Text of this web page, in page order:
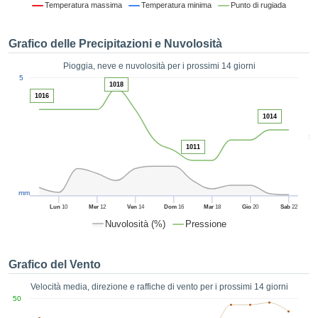
per
senza
clic sul
ACCETTA
Temperatura massima Temperatura minima Punto di rugiada
Grafico delle Precipitazioni e Nuvolosità
Pioggia, neve e nuvolosità per i prossimi 14 giorni
Nuvolosità (%) Pressione
50
Lun 10 Mer12 Ven14 Dom16 Mar18 Gio 20 Sab22
5
mm
1016
1018
1011
1014
Grafico del Vento
Velocità media, direzione e raffiche di vento per i prossimi 14 giorni
50